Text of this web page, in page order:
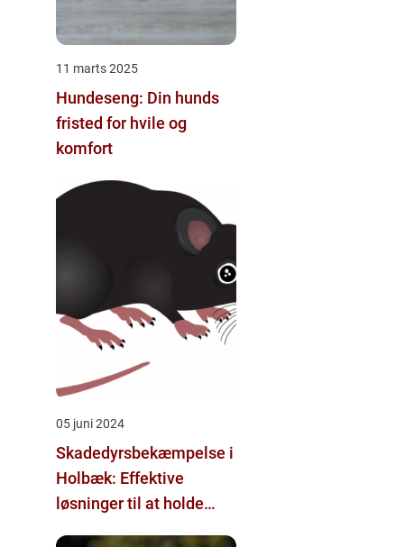
11 marts 2025
Hundeseng: Din hunds
fristed for hvile og
komfort
05 juni 2024
Skadedyrsbekæmpelse i
Holbæk: Effektive
løsninger til at holde